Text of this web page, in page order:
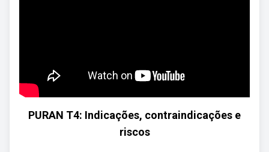
PURAN T4: Indicações, contraindicações e
riscos